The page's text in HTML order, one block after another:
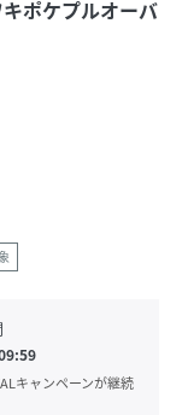
キポケプルオーバ
キャンペーンが継続